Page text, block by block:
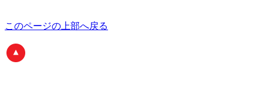
このページの上部へ戻る